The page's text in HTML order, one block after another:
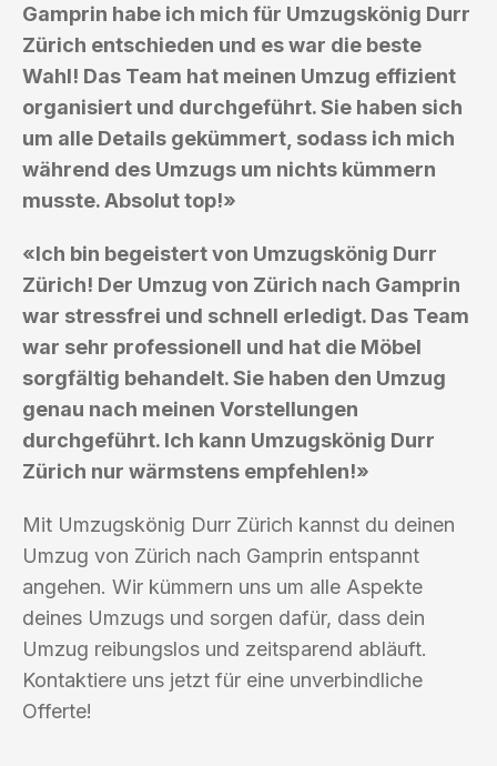
Gamprin habe ich mich für Umzugskönig Durr
Zürich entschieden und es war die beste
Wahl! Das Team hat meinen Umzug effizient
organisiert und durchgeführt. Sie haben sich
um alle Details gekümmert, sodass ich mich
während des Umzugs um nichts kümmern
musste. Absolut top!»
«Ich bin begeistert von Umzugskönig Durr
Zürich! Der Umzug von Zürich nach Gamprin
war stressfrei und schnell erledigt. Das Team
war sehr professionell und hat die Möbel
sorgfältig behandelt. Sie haben den Umzug
genau nach meinen Vorstellungen
durchgeführt. Ich kann Umzugskönig Durr
Zürich nur wärmstens empfehlen!»
Mit Umzugskönig Durr Zürich kannst du deinen
Umzug von Zürich nach Gamprin entspannt
angehen. Wir kümmern uns um alle Aspekte
deines Umzugs und sorgen dafür, dass dein
Umzug reibungslos und zeitsparend abläuft.
Kontaktiere uns jetzt für eine unverbindliche
Offerte!